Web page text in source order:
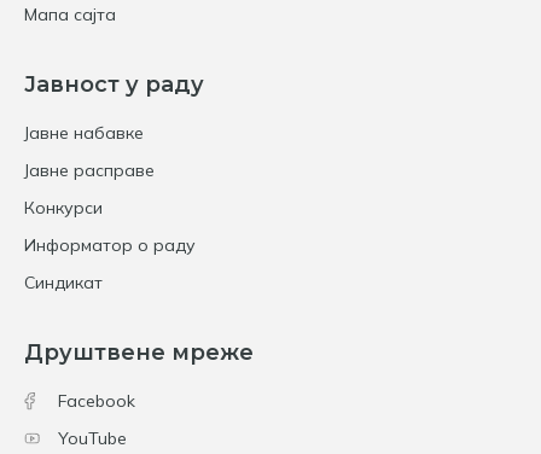
Мапа сајта
Јавност у раду
Јавне набавке
Јавне расправе
Конкурси
Информатор о раду
Синдикат
Друштвене мреже
Facebook
YouTube